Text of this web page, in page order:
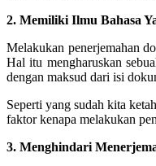
2. Memiliki Ilmu Bahasa
Melakukan penerjemahan
Hal itu mengharuskan
dengan maksud dari isi
Seperti yang sudah kita
faktor kenapa melakukan
3. Menghindari